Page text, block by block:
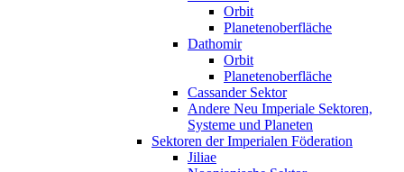
Orbit
Planetenoberfläche
Dathomir
Orbit
Planetenoberfläche
Cassander Sektor
Andere Neu Imperiale Sektoren,
Systeme und Planeten
Sektoren der Imperialen Föderation
Jiliae